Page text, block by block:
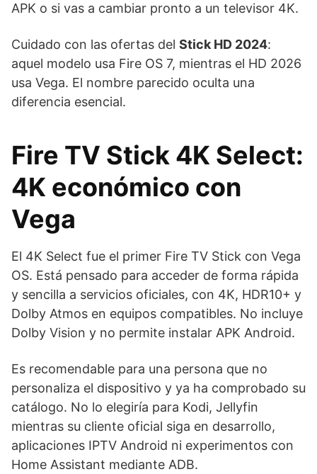
APK o si vas a cambiar pronto a un televisor 4K.
Cuidado con las ofertas del Stick HD 2024:
aquel modelo usa Fire OS 7, mientras el HD 2026
usa Vega. El nombre parecido oculta una
diferencia esencial.
Fire TV Stick 4K Select:
4K económico con
Vega
El 4K Select fue el primer Fire TV Stick con Vega
OS. Está pensado para acceder de forma rápida
y sencilla a servicios oficiales, con 4K, HDR10+ y
Dolby Atmos en equipos compatibles. No incluye
Dolby Vision y no permite instalar APK Android.
Es recomendable para una persona que no
personaliza el dispositivo y ya ha comprobado su
catálogo. No lo elegiría para Kodi, Jellyfin
mientras su cliente oficial siga en desarrollo,
aplicaciones IPTV Android ni experimentos con
Home Assistant mediante ADB.